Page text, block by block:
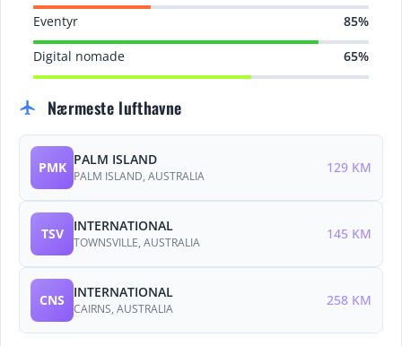
Eventyr 85%
Digital nomade 65%
flight Nærmeste lufthavne
PMK PALM ISLAND
PALM ISLAND, AUSTRALIA
129 KM
TSV INTERNATIONAL
TOWNSVILLE, AUSTRALIA
145 KM
CNS INTERNATIONAL
CAIRNS, AUSTRALIA
258 KM